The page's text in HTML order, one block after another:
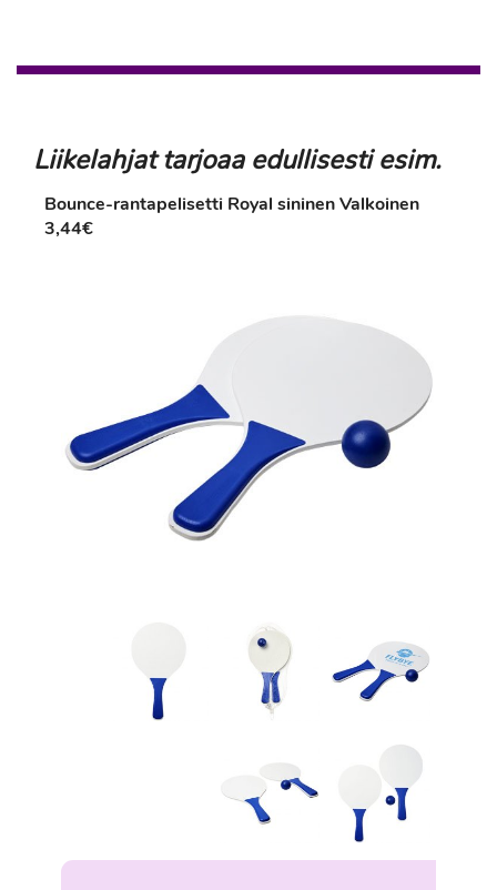
Liikelahjat tarjoaa edullisesti esim.
Bounce-rantapelisetti Royal sininen Valkoinen
3,44€